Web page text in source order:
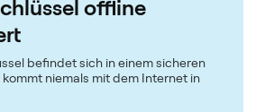
offline
befindet sich in einem sicheren
niemals mit dem Internet in